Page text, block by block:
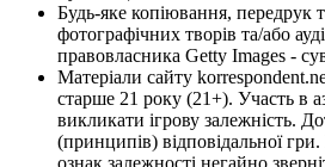
Будь-яке копіювання, передрук
фотографічних творів та/або
правовласника Getty Images -
Матеріали сайту
старше 21 року (21+). Участь в
викликати ігрову залежність.
(принципів) відповідальної
ознак залежності негайно